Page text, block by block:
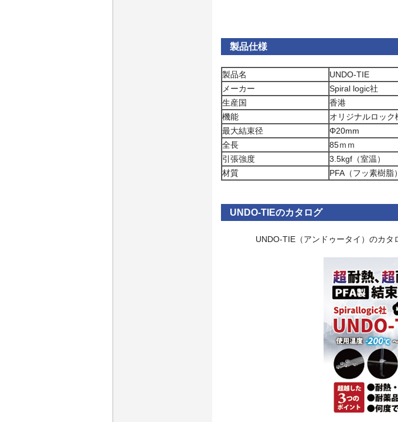
製品仕様
製品名
UNDO-TIE
メーカー
Spiral logic社
生産国
香港
機能
オリジナルロック
最大結束径
Φ20mm
全長
85ｍｍ
引張強度
3.5kgf（室温）
材質
PFA（フッ素樹脂）
UNDO-TIEのカタログ
UNDO-TIE（アンドゥータイ）のカタ